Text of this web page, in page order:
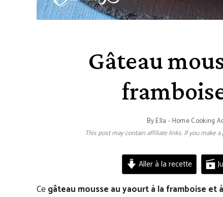
Gâteau
ByElla - Home Cooking
This post may contain affiliate links. If you make
Aller à la recette
Cegâteau mousse au yaourt à la framboise et